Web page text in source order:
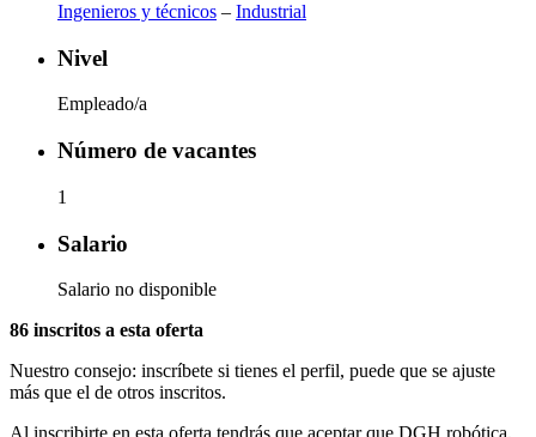
Ingenieros y técnicos – Industrial
Nivel
Empleado/a
Número de vacantes
1
Salario
Salario no disponible
86 inscritos a esta oferta
Nuestro consejo: inscríbete si tienes el perfil, puede que se ajuste
más que el de otros inscritos.